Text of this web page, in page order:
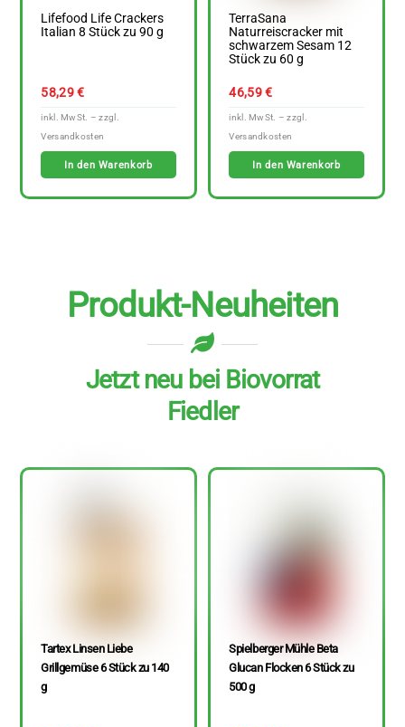
Lifefood Life Crackers
Italian 8 Stück zu 90 g
58,29€
In den Warenkorb
TerraSana
Naturreiscracker mit
schwarzem Sesam 12
Stück zu 60 g
46,59€
In den Warenkorb
Produkt-Neuheiten
Jetzt neu bei Biovorrat
Fiedler
Tartex Linsen Liebe
Grillgemüse 6 Stück zu 140
g
Spielberger Mühle Beta
Glucan Flocken 6 Stück zu
500 g